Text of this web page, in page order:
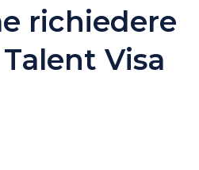
richiedere
Visa